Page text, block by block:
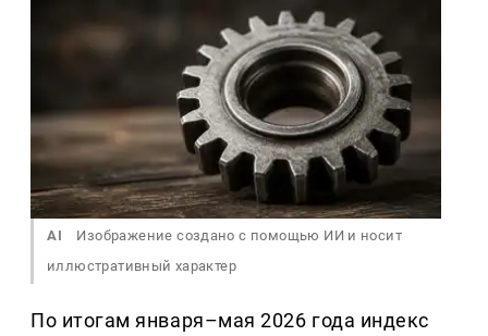
AI
Изображение создано с помощью ИИ и носит
иллюстративный характер
По итогам января–мая 2026 года индекс